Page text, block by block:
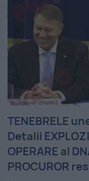
TENEBRELE
Detalii
OPERARE al
PROCUROR